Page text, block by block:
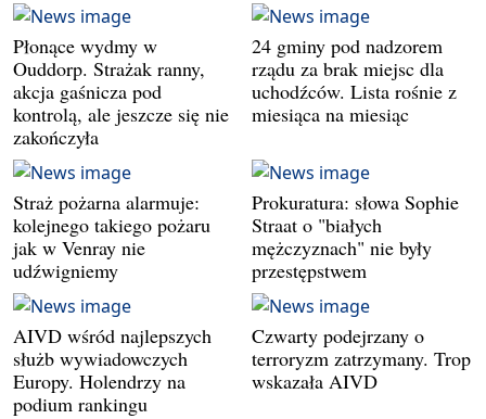
Płonące wydmy w
Ouddorp. Strażak ranny,
akcja gaśnicza pod
kontrolą, ale jeszcze się nie
zakończyła
24 gminy pod nadzorem
rządu za brak miejsc dla
uchodźców. Lista rośnie z
miesiąca na miesiąc
Straż pożarna alarmuje:
kolejnego takiego pożaru
jak w Venray nie
udźwigniemy
Prokuratura: słowa Sophie
Straat o "białych
mężczyznach" nie były
przestępstwem
AIVD wśród najlepszych
służb wywiadowczych
Europy. Holendrzy na
podium rankingu
Czwarty podejrzany o
terroryzm zatrzymany. Trop
wskazała AIVD